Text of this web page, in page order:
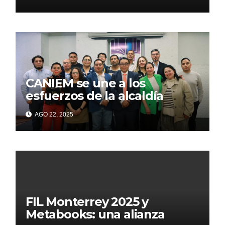
CANIEM se une a los
esfuerzos de la alcaldía
Iztapalapa para acercar a
grupos vulnerables a la
lectura
AGO 22, 2025
FIL Monterrey 2025 y
Metabooks: una alianza